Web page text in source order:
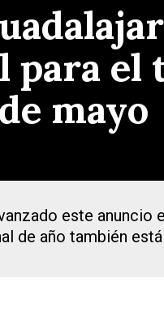
para
mayo
este
de año también